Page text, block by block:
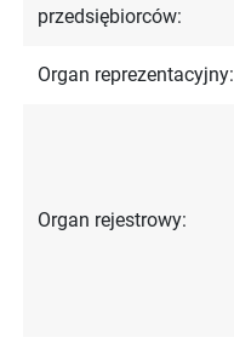
przedsiębiorców:
Organ reprezentacyjny:
Organ rejestrowy: